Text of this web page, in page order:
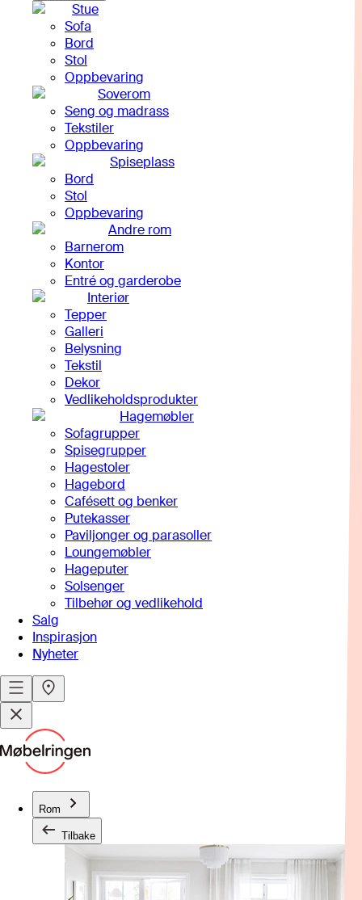
Stue
Sofa
Bord
Stol
Oppbevaring
Soverom
Seng og madrass
Tekstiler
Oppbevaring
Spiseplass
Bord
Stol
Oppbevaring
Andre rom
Barnerom
Kontor
Entré og garderobe
Interiør
Tepper
Galleri
Belysning
Tekstil
Dekor
Vedlikeholdsprodukter
Hagemøbler
Sofagrupper
Spisegrupper
Hagestoler
Hagebord
Cafésett og benker
Putekasser
Paviljonger og parasoller
Loungemøbler
Hageputer
Solsenger
Tilbehør og vedlikehold
Salg
Inspirasjon
Nyheter
Rom
Tilbake